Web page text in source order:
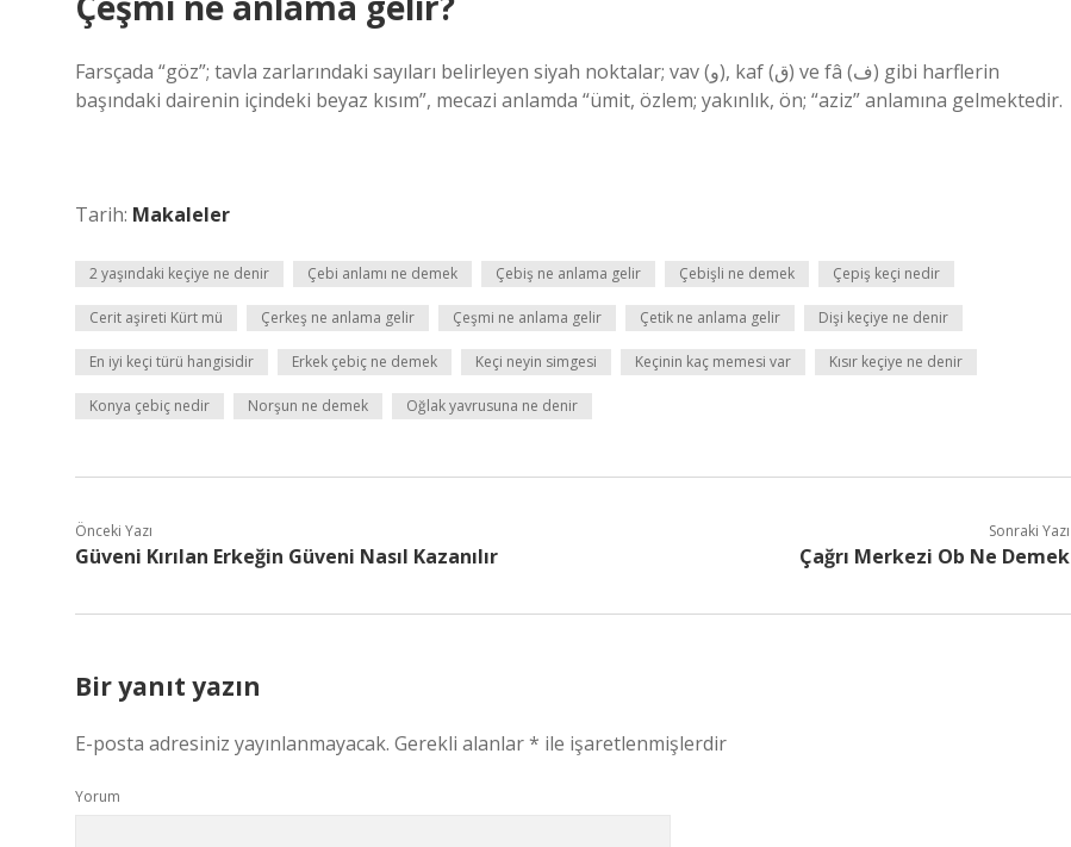
Farsçada “göz”; tavla zarlarındaki sayıları belirleyen siyah noktalar; vav (و), kaf (ق) ve fâ (ف) gibi harflerin
başındaki dairenin içindeki beyaz kısım”, mecazi anlamda “ümit, özlem; yakınlık, ön; “aziz” anlamına gelmektedir.
Tarih: Makaleler
2 yaşındaki keçiye ne denir Çebi anlamı ne demek Çebiş ne anlama gelir Çebişli ne demek Çepiş keçi nedir
Cerit aşireti Kürt mü Çerkeş ne anlama gelir Çeşmi ne anlama gelir Çetik ne anlama gelir Dişi keçiye ne denir
En iyi keçi türü hangisidir Erkek çebiç ne demek Keçi neyin simgesi Keçinin kaç memesi var Kısır keçiye ne denir
Konya çebiç nedir Norşun ne demek Oğlak yavrusuna ne denir
Önceki Yazı
Güveni Kırılan Erkeğin Güveni Nasıl Kazanılır
Sonraki Yazı
Çağrı Merkezi Ob Ne Demek
Bir yanıt yazın
E-posta adresiniz yayınlanmayacak. Gerekli alanlar* ile işaretlenmişlerdir
Yorum